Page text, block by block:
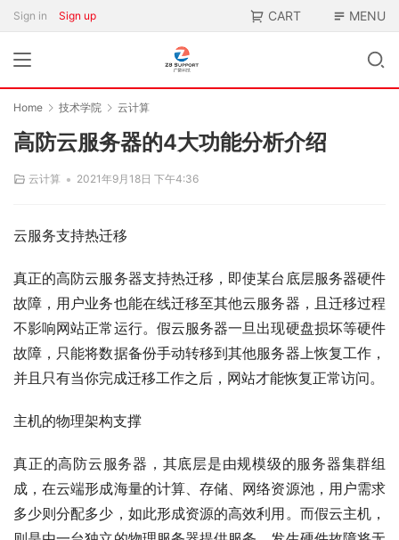
Sign in Sign up CART MENU
Home 技术学院 云计算
高防云服务器的4大功能分析介绍
云计算 • 2021年9月18日 下午4:36
云服务支持热迁移
真正的高防云服务器支持热迁移，即使某台底层服务器硬件
故障，用户业务也能在线迁移至其他云服务器，且迁移过程
不影响网站正常运行。假云服务器一旦出现硬盘损坏等硬件
故障，只能将数据备份手动转移到其他服务器上恢复工作，
并且只有当你完成迁移工作之后，网站才能恢复正常访问。
主机的物理架构支撑
真正的高防云服务器，其底层是由规模级的服务器集群组
成，在云端形成海量的计算、存储、网络资源池，用户需求
多少则分配多少，如此形成资源的高效利用。而假云主机，